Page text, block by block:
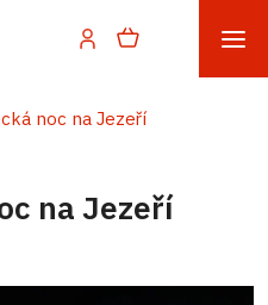
noc na Jezeří
na Jezeří